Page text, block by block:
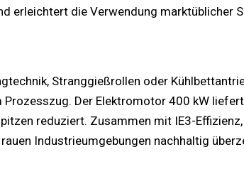
die Verwendung marktüblicher
Stranggießrollen oder
Der Elektromotor 400 kW
reduziert. Zusammen mit IE3-
Industrieumgebungen nachhaltig